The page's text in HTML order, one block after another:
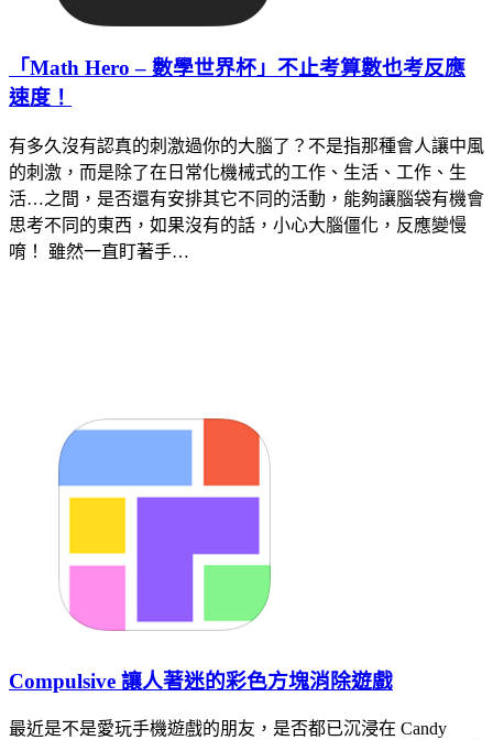
「Math Hero – 數學世界杯」不止考算數也考反應
速度！
有多久沒有認真的刺激過你的大腦了？不是指那種會人讓中風
的刺激，而是除了在日常化機械式的工作、生活、工作、生
活…之間，是否還有安排其它不同的活動，能夠讓腦袋有機會
思考不同的東西，如果沒有的話，小心大腦僵化，反應變慢
唷！ 雖然一直盯著手…
Compulsive 讓人著迷的彩色方塊消除遊戲
最近是不是愛玩手機遊戲的朋友，是否都已沉浸在 Candy